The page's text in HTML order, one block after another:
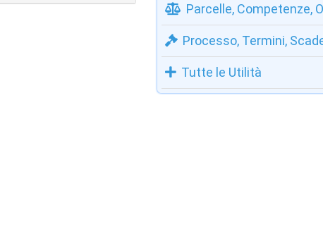
Parcelle, Competenze,
Processo, Termini,
Tutte le Utilità